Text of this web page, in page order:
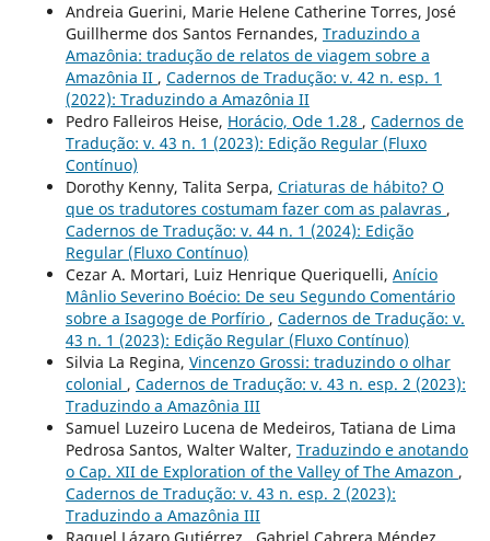
Andreia Guerini, Marie Helene Catherine Torres, José
Guillherme dos Santos Fernandes, Traduzindo a
Amazônia: tradução de relatos de viagem sobre a
Amazônia II , Cadernos de Tradução: v. 42 n. esp. 1
(2022): Traduzindo a Amazônia II
Pedro Falleiros Heise, Horácio, Ode 1.28 , Cadernos de
Tradução: v. 43 n. 1 (2023): Edição Regular (Fluxo
Contínuo)
Dorothy Kenny, Talita Serpa, Criaturas de hábito? O
que os tradutores costumam fazer com as palavras ,
Cadernos de Tradução: v. 44 n. 1 (2024): Edição
Regular (Fluxo Contínuo)
Cezar A. Mortari, Luiz Henrique Queriquelli, Anício
Mânlio Severino Boécio: De seu Segundo Comentário
sobre a Isagoge de Porfírio , Cadernos de Tradução: v.
43 n. 1 (2023): Edição Regular (Fluxo Contínuo)
Silvia La Regina, Vincenzo Grossi: traduzindo o olhar
colonial , Cadernos de Tradução: v. 43 n. esp. 2 (2023):
Traduzindo a Amazônia III
Samuel Luzeiro Lucena de Medeiros, Tatiana de Lima
Pedrosa Santos, Walter Walter, Traduzindo e anotando
o Cap. XII de Exploration of the Valley of The Amazon ,
Cadernos de Tradução: v. 43 n. esp. 2 (2023):
Traduzindo a Amazônia III